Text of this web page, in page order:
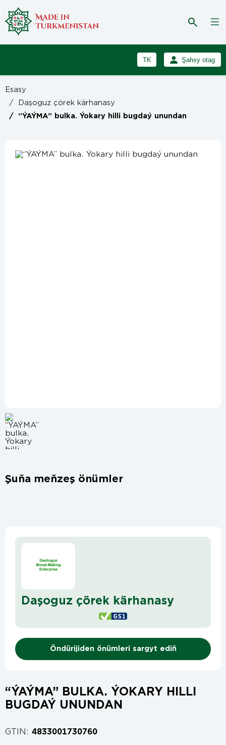
TK
RU
Şahsy otag
Esasy
/
Daşoguz çörek kärhanasy
/ “ÝAÝMA” bulka. Ýokary hilli bugdaý unundan
Şuňa meňzeş önümler
Daşoguz çörek kärhanasy
Öndürijiden önümleri sargyt ediň
“ÝAÝMA” BULKA. ÝOKARY HILLI
BUGDAÝ UNUNDAN
GTIN: 4833001730760